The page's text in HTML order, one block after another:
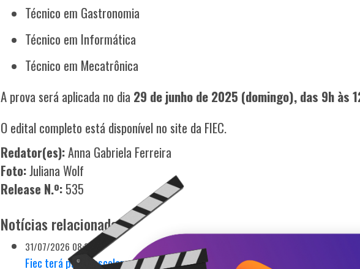
Técnico em Gastronomia
Técnico em Informática
Técnico em Mecatrônica
A prova será aplicada no dia 29 de junho de 2025 (domingo), das 9h às
O edital completo está disponível no site da FIEC.
Redator(es):Anna Gabriela Ferreira
Foto:Juliana Wolf
Release N.º: 535
Notícias relacionadas
31/07/2026 08:30h
Fiec terá passe escolar gratuito para alunos dos cursos técnicos, tecnólogos